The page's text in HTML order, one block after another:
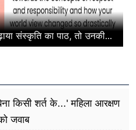
संस्कृति का पाठ, तो उनकी...
किसी शर्त के...' महिला आरक्षण
जवाब